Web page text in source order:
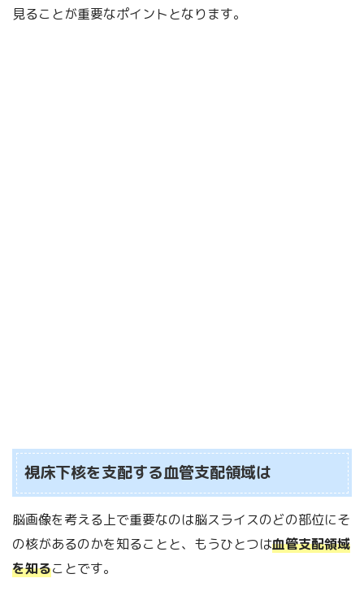
見ることが重要なポイントとなります。
視床下核を支配する血管支配領域は
脳画像を考える上で重要なのは脳スライスのどの部位にそ
の核があるのかを知ることと、もうひとつは血管支配領域
を知ることです。